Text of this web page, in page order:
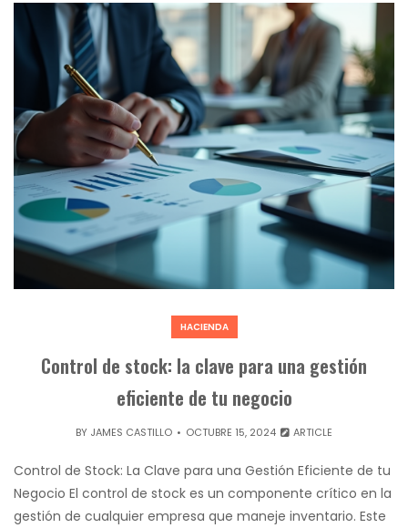
HACIENDA
Control de stock: la clave para una gestión
eficiente de tu negocio
BY JAMES CASTILLO OCTUBRE 15, 2024 ARTICLE
Control de Stock: La Clave para una Gestión Eficiente de tu
Negocio El control de stock es un componente crítico en la
gestión de cualquier empresa que maneje inventario. Este